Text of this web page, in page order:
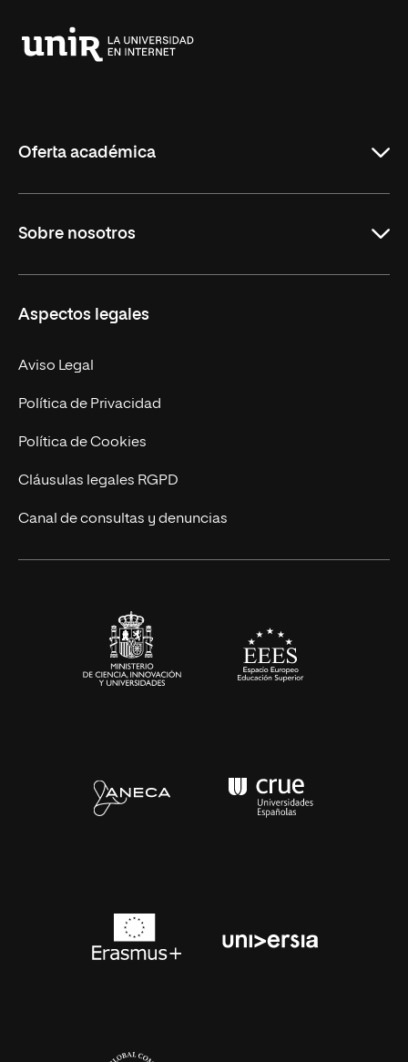
Oferta académica
Másteres Oficiales
Másteres Propios
Doctorados
Experto Universitario
Postgrados
Cursos Universitarios
Sobre nosotros
Facultades
Nuestro Equipo
Trabaja en UNIR
Actualidad
UNIR Revista
Eventos
Aspectos legales
Aviso Legal
Política de Privacidad
Política de Cookies
Cláusulas legales RGPD
Canal de consultas y denuncias